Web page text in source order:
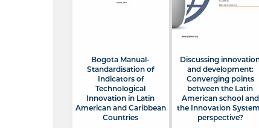
Bogota Manual-
Standardisation of
Indicators of
Technological
Innovation in Latin
American and Caribbean
Countries
Discussing
and development:
Converging points
between the Latin
American school and
the Innovation
perspective?